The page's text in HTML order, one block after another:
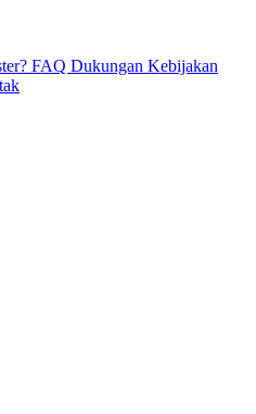
FAQ Dukungan Kebijakan